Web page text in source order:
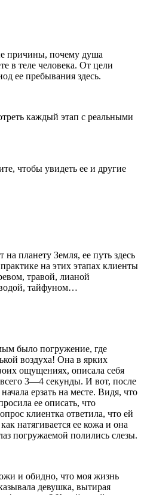
причины, почему душа
в теле человека. От цели
ее пребывания здесь.
каждый этап с реальными
чтобы увидеть ее и другие
планету Земля, ее путь здесь
на этих этапах клиенты
травой, лианой
водой, тайфуном…
было погружение, где
воздуха! Она в ярких
ощущениях, описала себя
3—4 секунды. И вот, после
ерзать на месте. Видя, что
ее описать, что
клиентка ответила, что ей
натягивается ее кожа и она
погружаемой полились слезы.
и обидно, что моя жизнь
девушка, вытирая